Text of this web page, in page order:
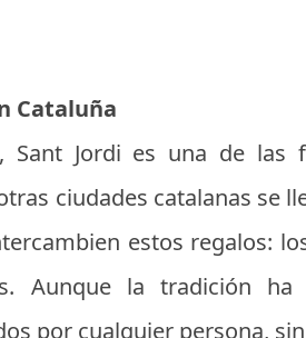
Cataluña
Sant Jordi es una de
ciudades catalanas se
estos regalos:
Aunque la tradición
por cualquier persona,